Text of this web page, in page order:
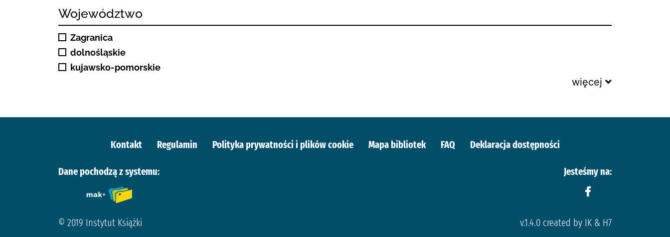
Województwo
Zagranica
dolnośląskie
kujawsko-pomorskie
więcej
Kontakt Regulamin Polityka prywatności i plików cookie Mapa bibliotek FAQ Deklaracja dostępności
Dane pochodzą z systemu: Jesteśmy na:
© 2019 Instytut Książki v.1.4.0 created by IK & H7